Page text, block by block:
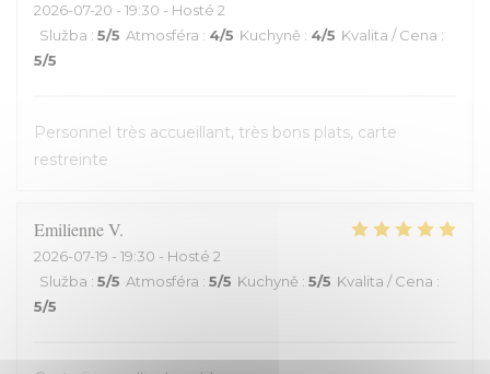
2026-07-20 - 19:30 - Hosté 2
Služba : 5/5 Atmosféra : 4/5 Kuchyně : 4/5 Kvalita / Cena :
5/5
Personnel très accueillant, très bons plats, carte
restreinte
EmilienneV
2026-07-19 - 19:30 - Hosté 2
Služba : 5/5 Atmosféra : 5/5 Kuchyně : 5/5 Kvalita / Cena :
5/5